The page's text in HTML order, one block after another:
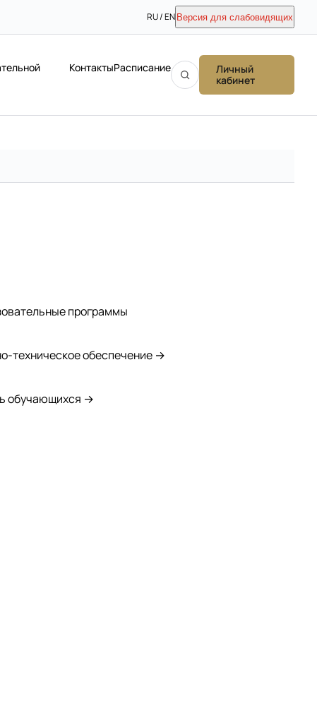
RU / EN Версия для слабовидящих
КонтактыРасписание
Личный
кабинет
программы
техническое обеспечение →
обучающихся →